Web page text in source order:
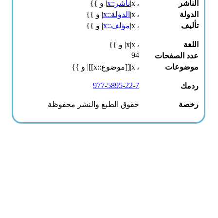
الناشر ،|x| ناشر::x | و }}
الدولة
،|x| الدولة::x | و }}
تأليف
،|x| مؤلف::x | و }}
اللغة
،|x|x| و }}
عدد الصفحات
94
موضوعات
،|x|[[موضوع::x]]| و }}
ردمك 977-5895-22-7
رخصة حقوق الطبع والنشر محفوظة